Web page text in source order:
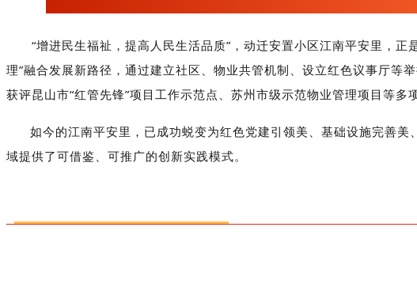
“增进民生福祉，提高人民生活品质”，动迁安置小区江南平安里，正
理”融合发展新路径，通过建立社区、物业共管机制、设立红色议事厅等
获评昆山市“红管先锋”项目工作示范点、苏州市级示范物业管理项目等多
如今的江南平安里，已成功蜕变为红色党建引领美、基础设施完善
域提供了可借鉴、可推广的创新实践模式。